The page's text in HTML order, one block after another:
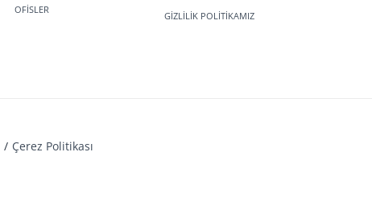
OFİSLER
GİZLİLİK POLİTİKAMIZ
Çerez Politikası